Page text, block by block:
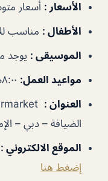
الأسعار : أسعار
الأطفال : مناسب
الموسيقى : يوجد
مواعيد العمل:
العنوان :
الضيافة – دبي –
الموقع الالكتروني :
إضغط هنا